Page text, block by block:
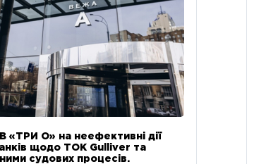
«ТРИ О» на неефективні дії
щодо ТОК Gulliver та
ними судових процесів.